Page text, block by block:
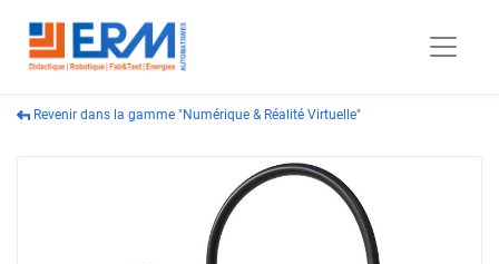
Revenir dans la gamme "Numérique & Réalité Virtuelle"